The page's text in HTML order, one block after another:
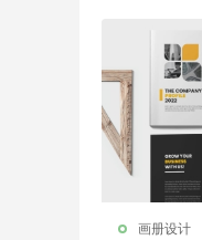
画册设计